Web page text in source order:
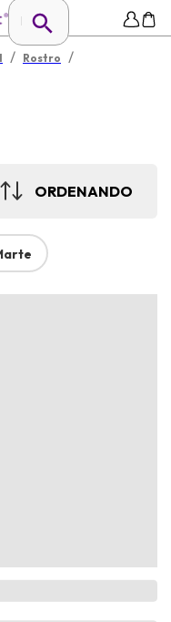
/ Rostro /
ORDENANDO